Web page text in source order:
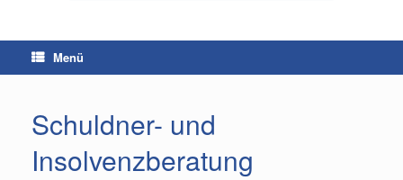
Menü
Schuldner- und
Insolvenzberatung